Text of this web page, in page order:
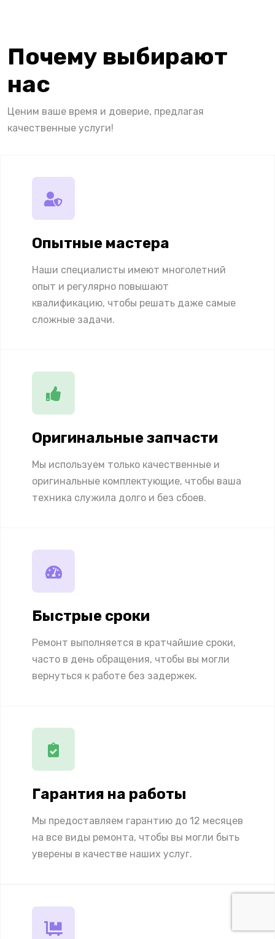
Почему выбирают
нас
Ценим ваше время и доверие, предлагая
качественные услуги!
Опытные мастера
Наши специалисты имеют многолетний
опыт и регулярно повышают
квалификацию, чтобы решать даже самые
сложные задачи.
Оригинальные запчасти
Мы используем только качественные и
оригинальные комплектующие, чтобы ваша
техника служила долго и без сбоев.
Быстрые сроки
Ремонт выполняется в кратчайшие сроки,
часто в день обращения, чтобы вы могли
вернуться к работе без задержек.
Гарантия на работы
Мы предоставляем гарантию до 12 месяцев
на все виды ремонта, чтобы вы могли быть
уверены в качестве наших услуг.